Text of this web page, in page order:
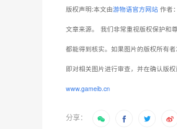
版权声明:本文由游物语官方网站 作者：
文章来源。 我们非常重视版权保护和
都能得到核实。如果图片的版权所有
即对相关图片进行审查，并在确认版
www.gameib.cn
分享：